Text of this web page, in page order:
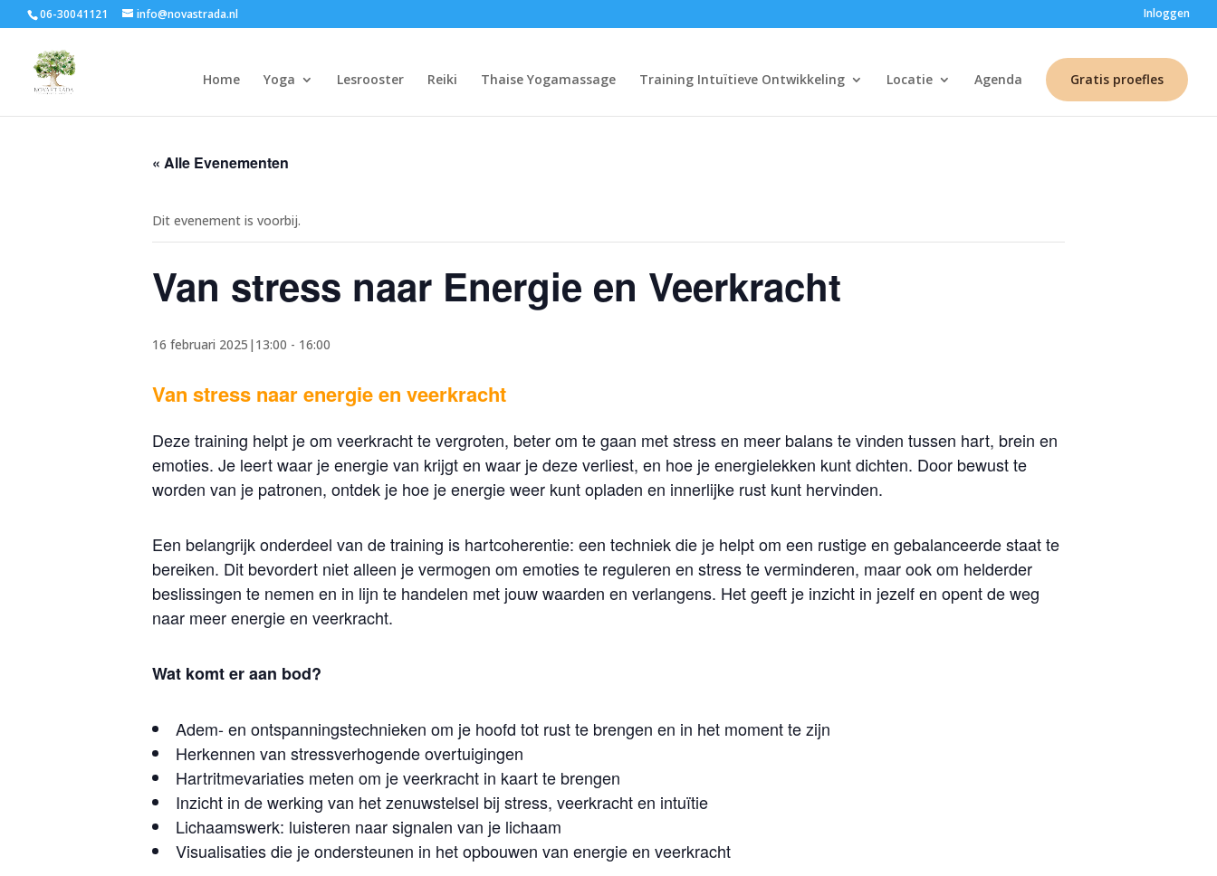
06-30041121 info@novastrada.nl Inloggen
Home Yoga Lesrooster Reiki Thaise Yogamassage Training Intuïtieve Ontwikkeling Locatie Agenda Gratis proefles
« Alle Evenementen
Dit evenement is voorbij.
Van stress naar Energie en Veerkracht
16 februari 2025|13:00 - 16:00
Van stress naar energie en veerkracht
Deze training helpt je om veerkracht te vergroten, beter om te gaan met stress en meer balans te vinden tussen hart, brein en
emoties. Je leert waar je energie van krijgt en waar je deze verliest, en hoe je energielekken kunt dichten. Door bewust te
worden van je patronen, ontdek je hoe je energie weer kunt opladen en innerlijke rust kunt hervinden.
Een belangrijk onderdeel van de training is hartcoherentie: een techniek die je helpt om een rustige en gebalanceerde staat te
bereiken. Dit bevordert niet alleen je vermogen om emoties te reguleren en stress te verminderen, maar ook om helderder
beslissingen te nemen en in lijn te handelen met jouw waarden en verlangens. Het geeft je inzicht in jezelf en opent de weg
naar meer energie en veerkracht.
Wat komt er aan bod?
Adem- en ontspanningstechnieken om je hoofd tot rust te brengen en in het moment te zijn
Herkennen van stressverhogende overtuigingen
Hartritmevariaties meten om je veerkracht in kaart te brengen
Inzicht in de werking van het zenuwstelsel bij stress, veerkracht en intuïtie
Lichaamswerk: luisteren naar signalen van je lichaam
Visualisaties die je ondersteunen in het opbouwen van energie en veerkracht